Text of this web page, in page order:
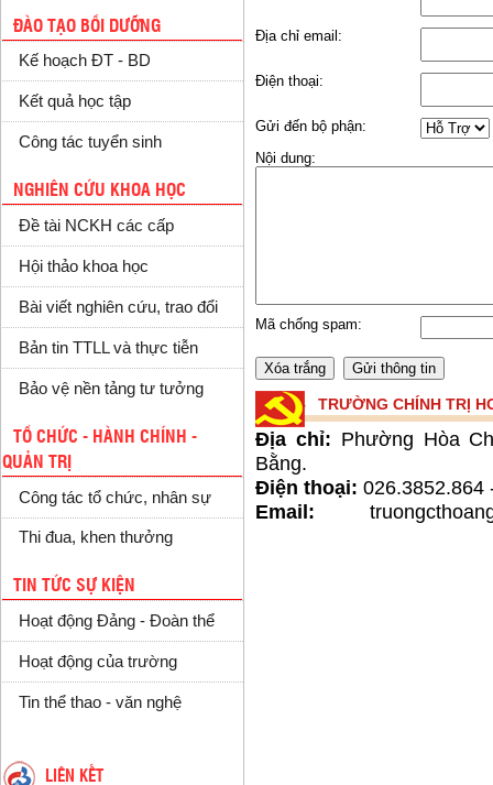
ĐÀO TẠO BỒI DƯỠNG
Kế hoạch ĐT - BD
Kết quả học tập
Công tác tuyển sinh
NGHIÊN CỨU KHOA HỌC
Đề tài NCKH các cấp
Hội thảo khoa học
Bài viết nghiên cứu, trao đổi
Bản tin TTLL và thực tiễn
Bảo vệ nền tảng tư tưởng
TỔ CHỨC - HÀNH CHÍNH -
QUẢN TRỊ
Công tác tổ chức, nhân sự
Thi đua, khen thưởng
TIN TỨC SỰ KIỆN
Hoạt động Đảng - Đoàn thể
Hoạt động của trường
Tin thể thao - văn nghệ
LIÊN KẾT
Địa chỉ email:
Điện thoại:
Gửi đến bộ phận:
Nội dung:
Mã chống spam:
TRƯỜNG CHÍNH TRỊ
Địa chỉ: Phường Hòa
Bằng.
Điện thoại: 026.3852.864
Email: